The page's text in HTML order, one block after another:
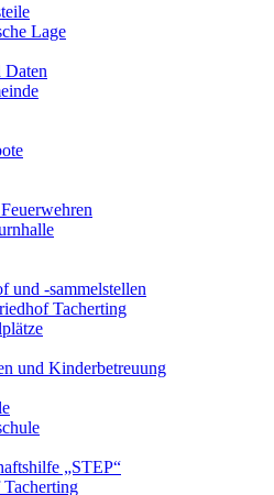
Lage
Daten
und -sammelstellen
Tacherting
und Kinderbetreuung
„STEP“